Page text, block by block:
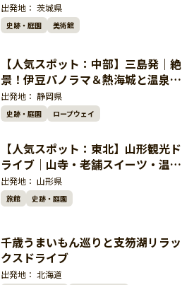
出発地： 茨城県
史跡・庭園 美術館
【人気スポット：中部】三島発｜絶
景！伊豆パノラマ＆熱海城と温泉を
楽しむ人気ドライブ
出発地： 静岡県
史跡・庭園 ロープウェイ
【人気スポット：東北】山形観光ド
ライブ｜山寺・老舗スイーツ・温泉
を巡るゆったり旅
出発地： 山形県
旅館 史跡・庭園
千歳うまいもん巡りと支笏湖リラッ
クスドライブ
出発地： 北海道